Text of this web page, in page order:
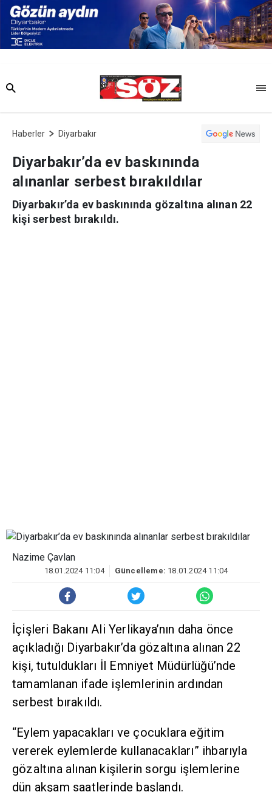
Haberler Diyarbakır
Diyarbakır’da ev baskınında
alınanlar serbest bırakıldılar
Diyarbakır’da ev baskınında gözaltına alınan 22
kişi serbest bırakıldı.
Nazime Çavlan
18.01.2024 11:04 Güncelleme: 18.01.2024 11:04
İçişleri Bakanı Ali Yerlikaya’nın daha önce
açıkladığı Diyarbakır’da gözaltına alınan 22
kişi, tutuldukları İl Emniyet Müdürlüğü’nde
tamamlanan ifade işlemlerinin ardından
serbest bırakıldı.
“Eylem yapacakları ve çocuklara eğitim
vererek eylemlerde kullanacakları” ihbarıyla
gözaltına alınan kişilerin sorgu işlemlerine
dün akşam saatlerinde başlandı.